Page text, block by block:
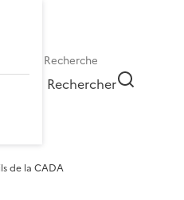
Rechercher
de la CADA